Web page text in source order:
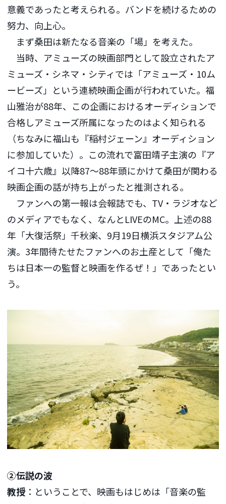
意義であったと考えられる。バンドを続けるための
努力、向上心。
まず桑田は新たなる音楽の「場」を考えた。
当時、アミューズの映画部門として設立されたア
ミューズ・シネマ・シティでは「アミューズ・10ム
ービーズ」という連続映画企画が行われていた。福
山雅治が88年、この企画におけるオーディションで
合格しアミューズ所属になったのはよく知られる
（ちなみに福山も『稲村ジェーン』オーディション
に参加していた）。この流れで富田靖子主演の『ア
イコ十六歳』以降87〜88年頭にかけて桑田が関わる
映画企画の話が持ち上がったと推測される。
ファンへの第一報は会報誌でも、TV・ラジオなど
のメディアでもなく、なんとLIVEのMC。上述の88
年「大復活祭」千秋楽、9月19日横浜スタジアム公
演。3年間待たせたファンへのお土産として「俺た
ちは日本一の監督と映画を作るぜ！」であったとい
う。
②伝説の波
教授 ：ということで、映画もはじめは「音楽の監